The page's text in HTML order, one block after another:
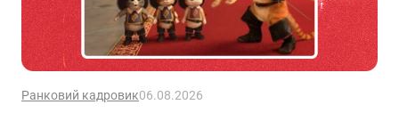
Ранковий кадровик06.08.2026